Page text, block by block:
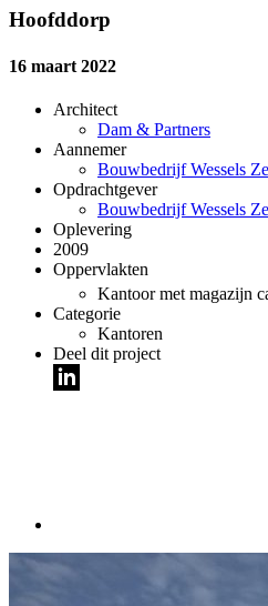
Hoofddorp
16 maart 2022
Architect
Dam & Partners
Aannemer
Bouwbedrijf Wessels
Opdrachtgever
Bouwbedrijf Wessels
Oplevering
2009
Oppervlakten
Kantoor met magazijn
Categorie
Kantoren
Deel dit project